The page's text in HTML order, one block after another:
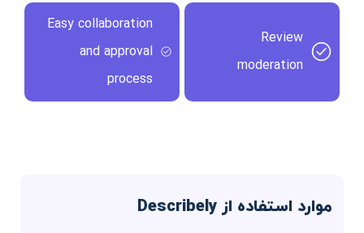
Review
moderation
Easy collaboration
and approval
process
موارد استفاده از Describely